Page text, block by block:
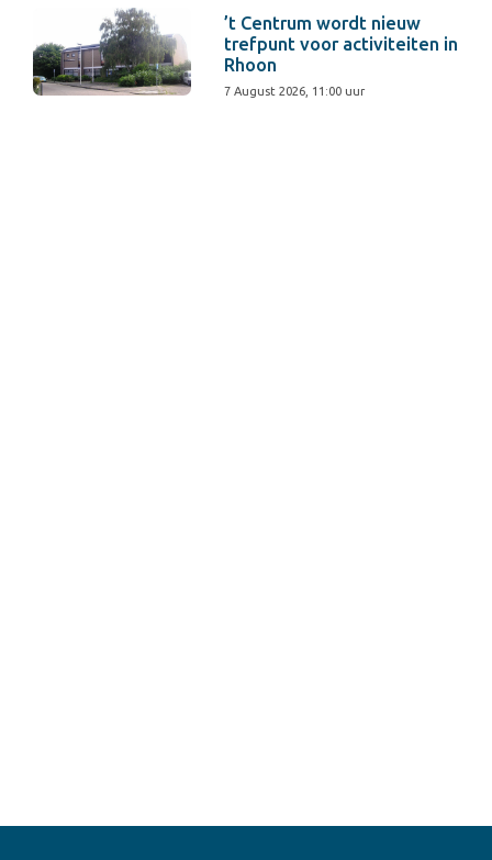
’t Centrum wordt nieuw
trefpunt voor activiteiten in
Rhoon
7 August 2026, 11:00 uur